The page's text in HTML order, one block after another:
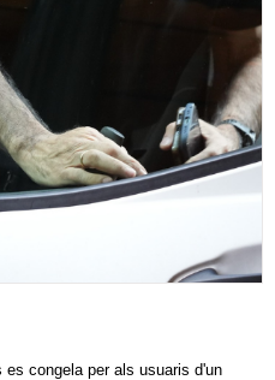
congela per als usuaris d'un